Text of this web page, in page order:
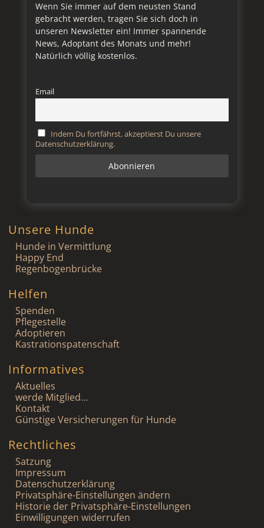
Wenn Sie immer auf dem neusten Stand
gebracht werden, tragen Sie sich doch in
unseren Newsletter ein! Immer spannende
News, Adoptant des Monats und mehr!
Natürlich völlig kostenlos.
Email
Indem Du fortfährst, akzeptierst Du unsere
Datenschutzerklärung.
Unsere Hunde
Hunde in Vermittlung
Happy End
Regenbogenbrücke
Helfen
Spenden
Pflegestelle
Adoptieren
Kastrationspatenschaft
Informatives
Aktuelles
werde Mitglied…
Kontakt
Günstige Versicherungen für Hunde
Rechtliches
Satzung
Impressum
Datenschutzerklärung
Privatsphäre-Einstellungen ändern
Historie der Privatsphäre-Einstellungen
Einwilligungen widerrufen